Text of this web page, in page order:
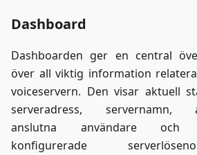
Dashboard
Dashboarden ger en central
över all viktig information
voiceservern. Den visar aktuell
serveradress, servernamn,
anslutna användare och
konfigurerade